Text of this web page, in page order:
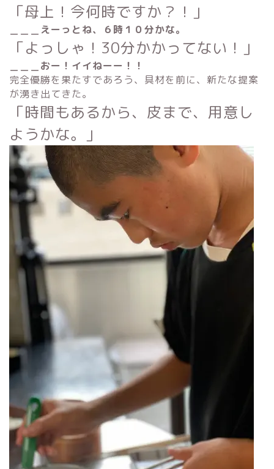
「母上！今何時ですか？！」
＿＿＿えーっとね、６時１０分かな。
「よっしゃ！30分かかってない！」
＿＿＿おー！イイねーー！！
完全優勝を果たすであろう、具材を前に、新たな提案
が湧き出てきた。
「時間もあるから、皮まで、用意し
ようかな。」